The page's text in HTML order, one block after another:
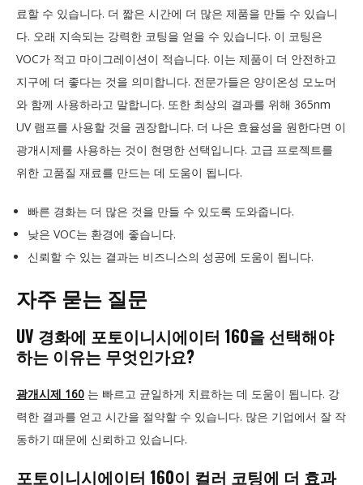
료할 수 있습니다. 더 짧은 시간에 더 많은 제품을 만들 수 있습니
다. 오래 지속되는 강력한 코팅을 얻을 수 있습니다. 이 코팅은
VOC가 적고 마이그레이션이 적습니다. 이는 제품이 더 안전하고
지구에 더 좋다는 것을 의미합니다. 전문가들은 양이온성 모노머
와 함께 사용하라고 말합니다. 또한 최상의 결과를 위해 365nm
UV 램프를 사용할 것을 권장합니다. 더 나은 효율성을 원한다면 이
광개시제를 사용하는 것이 현명한 선택입니다. 고급 프로젝트를
위한 고품질 재료를 만드는 데 도움이 됩니다.
빠른 경화는 더 많은 것을 만들 수 있도록 도와줍니다.
낮은 VOC는 환경에 좋습니다.
신뢰할 수 있는 결과는 비즈니스의 성공에 도움이 됩니다.
자주 묻는 질문
UV 경화에 포토이니시에이터 160을 선택해야
하는 이유는 무엇인가요?
광개시제 160 는 빠르고 균일하게 치료하는 데 도움이 됩니다. 강
력한 결과를 얻고 시간을 절약할 수 있습니다. 많은 기업에서 잘 작
동하기 때문에 신뢰하고 있습니다.
포토이니시에이터 160이 컬러 코팅에 더 효과